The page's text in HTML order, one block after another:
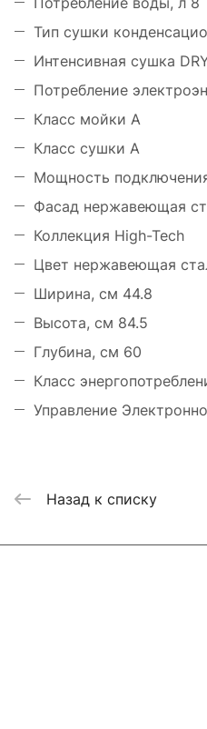
Тип сушки
Интенсивная сушка
Потребление
Класс мойки А
Класс сушки А
Мощность
Фасад нержавеющая
Коллекция High-Tech
Цвет нержавеющая
Ширина, см 44.8
Высота, см 84.5
Глубина, см 60
Класс
Управление
Назад к списку